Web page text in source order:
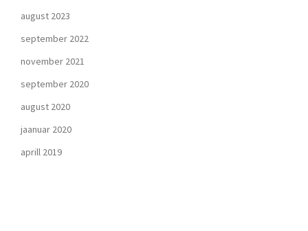
august 2023
september 2022
november 2021
september 2020
august 2020
jaanuar 2020
aprill 2019